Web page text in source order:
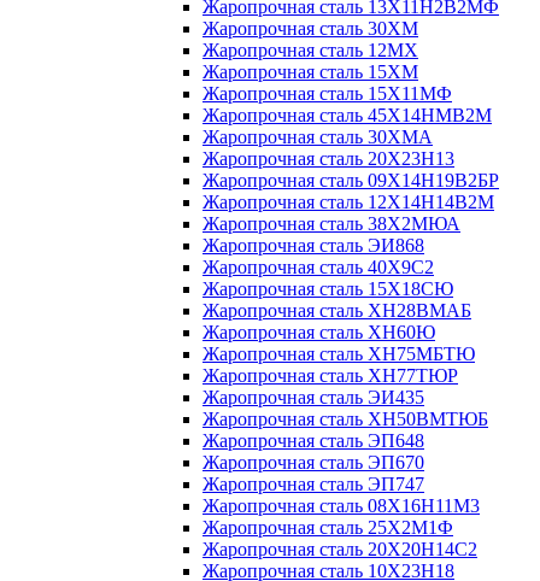
Жаропрочная сталь 13Х11Н2В2МФ
Жаропрочная сталь 30ХМ
Жаропрочная сталь 12МХ
Жаропрочная сталь 15ХМ
Жаропрочная сталь 15Х11МФ
Жаропрочная сталь 45Х14НМВ2М
Жаропрочная сталь 30ХМА
Жаропрочная сталь 20Х23Н13
Жаропрочная сталь 09Х14Н19В2БР
Жаропрочная сталь 12Х14Н14В2М
Жаропрочная сталь 38Х2МЮА
Жаропрочная сталь ЭИ868
Жаропрочная сталь 40Х9С2
Жаропрочная сталь 15Х18СЮ
Жаропрочная сталь ХН28ВМАБ
Жаропрочная сталь ХН60Ю
Жаропрочная сталь ХН75МБТЮ
Жаропрочная сталь ХН77ТЮР
Жаропрочная сталь ЭИ435
Жаропрочная сталь ХН50ВМТЮБ
Жаропрочная сталь ЭП648
Жаропрочная сталь ЭП670
Жаропрочная сталь ЭП747
Жаропрочная сталь 08Х16Н11М3
Жаропрочная сталь 25Х2М1Ф
Жаропрочная сталь 20Х20Н14С2
Жаропрочная сталь 10Х23Н18